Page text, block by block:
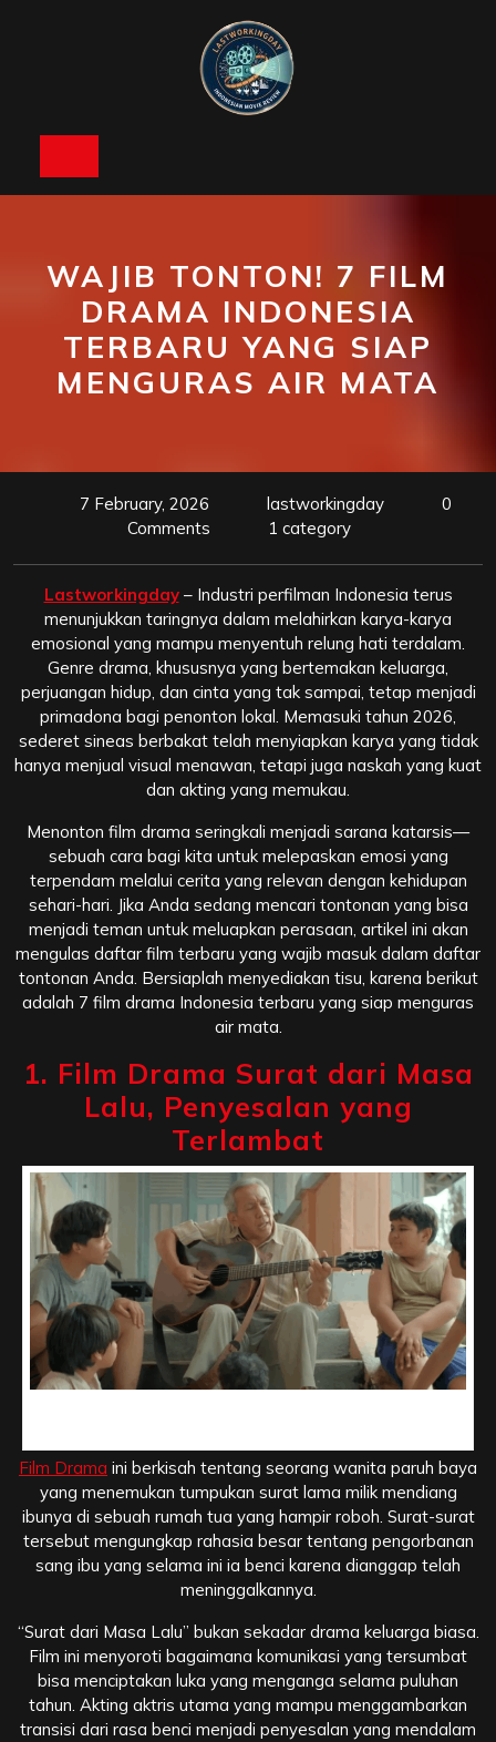
WAJIB TONTON! 7 FILM
DRAMA INDONESIA
TERBARU YANG SIAP
MENGURAS AIR MATA
7 February, 2026 lastworkingday
0
Comments
1 category
Lastworkingday– Industri perfilman Indonesia terus
menunjukkan taringnya dalam melahirkan karya-karya
emosional yang mampu menyentuh relung hati terdalam.
Genre drama, khususnya yang bertemakan keluarga,
perjuangan hidup, dan cinta yang tak sampai, tetap menjadi
primadona bagi penonton lokal. Memasuki tahun 2026,
sederet sineas berbakat telah menyiapkan karya yang tidak
hanya menjual visual menawan, tetapi juga naskah yang kuat
dan akting yang memukau.
Menonton film drama seringkali menjadi sarana katarsis—
sebuah cara bagi kita untuk melepaskan emosi yang
terpendam melalui cerita yang relevan dengan kehidupan
sehari-hari. Jika Anda sedang mencari tontonan yang bisa
menjadi teman untuk meluapkan perasaan, artikel ini akan
mengulas daftar film terbaru yang wajib masuk dalam daftar
tontonan Anda. Bersiaplah menyediakan tisu, karena berikut
adalah 7 film drama Indonesia terbaru yang siap menguras
air mata.
1. Film Drama Surat dari Masa
Lalu, Penyesalan yang
Terlambat
Film Drama ini berkisah tentang seorang wanita paruh baya
yang menemukan tumpukan surat lama milik mendiang
ibunya di sebuah rumah tua yang hampir roboh. Surat-surat
tersebut mengungkap rahasia besar tentang pengorbanan
sang ibu yang selama ini ia benci karena dianggap telah
meninggalkannya.
“Surat dari Masa Lalu” bukan sekadar drama keluarga biasa.
Film ini menyoroti bagaimana komunikasi yang tersumbat
bisa menciptakan luka yang menganga selama puluhan
tahun. Akting aktris utama yang mampu menggambarkan
transisi dari rasa benci menjadi penyesalan yang mendalam